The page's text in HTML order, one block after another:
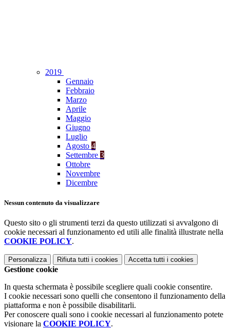
2019
Gennaio
Febbraio
Marzo
Aprile
Maggio
Giugno
Luglio
Agosto 4
Settembre 3
Ottobre
Novembre
Dicembre
Nessun contenuto da visualizzare
Questo sito o gli strumenti terzi da questo utilizzati si avvalgono di
cookie necessari al funzionamento ed utili alle finalità illustrate nella
COOKIE POLICY.
Personalizza Rifiuta tutti i cookies Accetta tutti i cookies
Gestione cookie
In questa schermata è possibile scegliere quali cookie consentire.
I cookie necessari sono quelli che consentono il funzionamento della
piattaforma e non è possibile disabilitarli.
Per conoscere quali sono i cookie necessari al funzionamento potete
visionare la COOKIE POLICY.